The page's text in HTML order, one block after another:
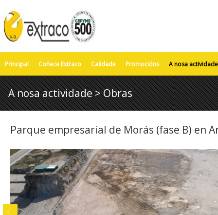
Principal Coñece Extraco Calidade Promocións A nosa actividade
A nosa actividade > Obras
Parque empresarial de Morás (fase B) en